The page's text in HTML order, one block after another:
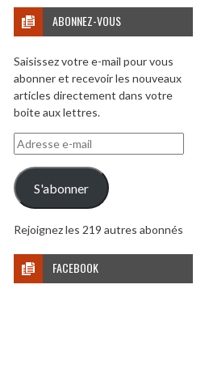
ABONNEZ-VOUS
Saisissez votre e-mail pour vous
abonner et recevoir les nouveaux
articles directement dans votre
boite aux lettres.
Adresse
e-
mail
S'abonner
Rejoignez les 219 autres abonnés
FACEBOOK